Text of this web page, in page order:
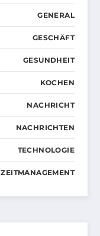
GENERAL
GESCHÄFT
GESUNDHEIT
KOCHEN
NACHRICHT
NACHRICHTEN
TECHNOLOGIE
ZEITMANAGEMENT